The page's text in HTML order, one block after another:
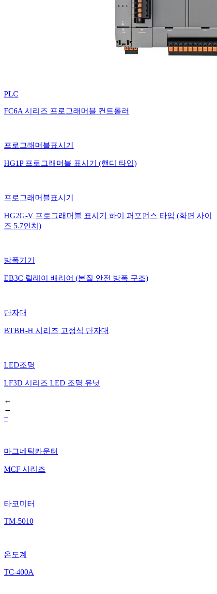
PLC
FC6A 시리즈 프로그래머블 컨트롤러
프로그래머블표시기
HG1P 프로그래머블 표시기 (핸디 타입)
프로그래머블표시기
HG2G-V 프로그래머블 표시기 하이 퍼포먼스 타입 (화면 사이
즈 5.7인치)
방폭기기
EB3C 릴레이 배리어 (본질 안전 방폭 구조)
단자대
BTBH-H 시리즈 고정식 단자대
LED조명
LF3D 시리즈 LED 조명 유닛
←
→
+
마그네틱카운터
MCF 시리즈
타코미터
TM-5010
온도계
TC-400A